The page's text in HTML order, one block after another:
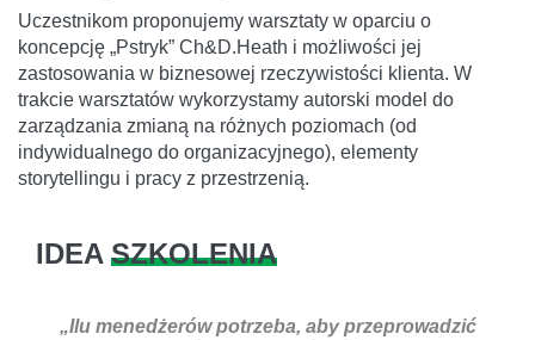
Uczestnikom proponujemy warsztaty w oparciu o
koncepcję „Pstryk” Ch&D.Heath i możliwości jej
zastosowania w biznesowej rzeczywistości klienta. W
trakcie warsztatów wykorzystamy autorski model do
zarządzania zmianą na różnych poziomach (od
indywidualnego do organizacyjnego), elementy
storytellingu i pracy z przestrzenią.
IDEA SZKOLENIA
„Ilu menedżerów potrzeba, aby przeprowadzić